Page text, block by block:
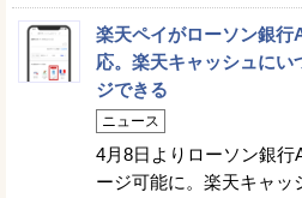
楽天ペイがローソン銀行
応。楽天キャッシュに
ジできる
ニュース
4月8日よりローソン銀行
ージ可能に。楽天キャッ